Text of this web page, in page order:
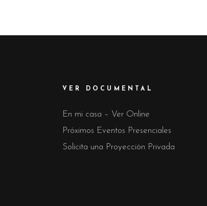
VER DOCUMENTAL
En mi casa – Ver Online
Próximos Eventos Presenciales
Solicita una Proyección Privada